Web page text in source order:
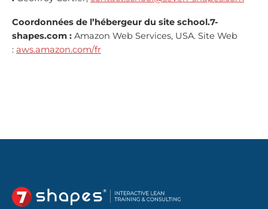
Coordonnées de l’hébergeur du site school.7-
shapes.com : Amazon Web Services, USA. Site Web
: aws.amazon.com/fr